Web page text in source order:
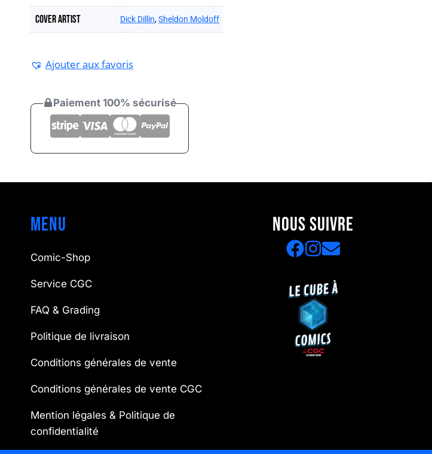
Cover artist Dick Dillin,Sheldon Moldoff
Ajouter aux favoris
Paiement 100% sécurisé
Menu
Comic-Shop
Service CGC
FAQ & Grading
Politique de livraison
Conditions générales de vente
Conditions générales de vente CGC
Mention légales & Politique de
confidentialité
NOUS SUIVRE